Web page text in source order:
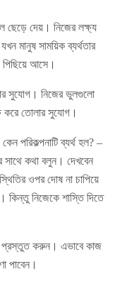
ছেড়ে দেয়। নিজের লক্ষ্য
মানুষ সাময়িক ব্যর্থতার
পিছিয়ে আসে।
সুযোগ। নিজের ভুলগুলো
করে তোলার সুযোগ।
পরিকল্পনাটি ব্যর্থ হল? –
সাথে কথা বলুন। দেখবেন
ওপর দোষ না চাপিয়ে
কিন্তু নিজেকে শাস্তি দিতে
প্রস্তুত করুন। এভাবে কাজ
পাবেন।